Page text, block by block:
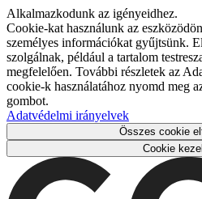
Alkalmazkodunk az igényeidhez.
Cookie-kat használunk az
személyes információkat gyűjtsünk.
szolgálnak, például a tartalom
megfelelően. További részletek az
cookie-k használatához nyomd meg
gombot.
Adatvédelmi irányelvek
Összes cookie
Cookie